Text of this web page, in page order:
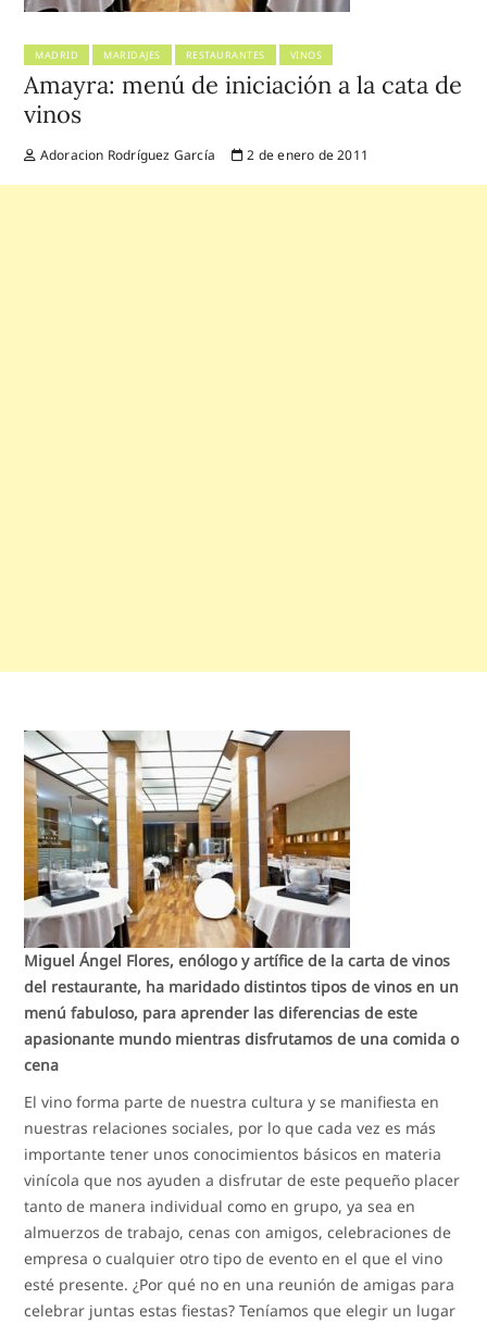
MADRID MARIDAJES RESTAURANTES VINOS
Amayra: menú de iniciación a la cata de
vinos
Adoracion Rodríguez García 2 de enero de 2011
Miguel Ángel Flores, enólogo y artífice de la carta de vinos
del restaurante, ha maridado distintos tipos de vinos en un
menú fabuloso, para aprender las diferencias de este
apasionante mundo mientras disfrutamos de una comida o
cena
El vino forma parte de nuestra cultura y se manifiesta en
nuestras relaciones sociales, por lo que cada vez es más
importante tener unos conocimientos básicos en materia
vinícola que nos ayuden a disfrutar de este pequeño placer
tanto de manera individual como en grupo, ya sea en
almuerzos de trabajo, cenas con amigos, celebraciones de
empresa o cualquier otro tipo de evento en el que el vino
esté presente. ¿Por qué no en una reunión de amigas para
celebrar juntas estas fiestas? Teníamos que elegir un lugar